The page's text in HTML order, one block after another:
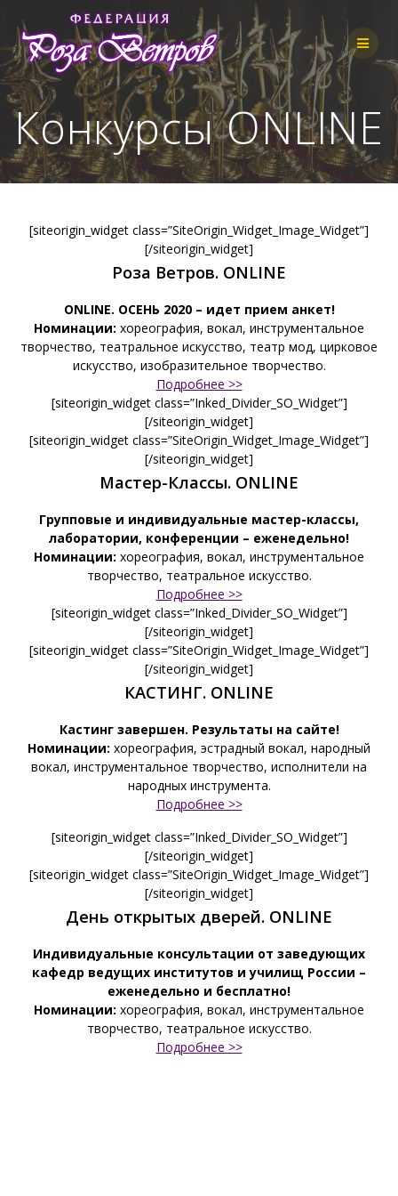
Skip
to
content
Конкурсы ONLINE
[siteorigin_widget class=”SiteOrigin_Widget_Image_Widget”]
[/siteorigin_widget]
Роза Ветров. ONLINE
ONLINE. ОСЕНЬ 2020 – идет прием анкет!
Номинации: хореография, вокал, инструментальное
творчество, театральное искусство, театр мод, цирковое
искусство, изобразительное творчество.
Подробнее >>
[siteorigin_widget class=”Inked_Divider_SO_Widget”]
[/siteorigin_widget]
[siteorigin_widget class=”SiteOrigin_Widget_Image_Widget”]
[/siteorigin_widget]
Мастер-Классы. ONLINE
Групповые и индивидуальные мастер-классы,
лаборатории, конференции – еженедельно!
Номинации: хореография, вокал, инструментальное
творчество, театральное искусство.
Подробнее >>
[siteorigin_widget class=”Inked_Divider_SO_Widget”]
[/siteorigin_widget]
[siteorigin_widget class=”SiteOrigin_Widget_Image_Widget”]
[/siteorigin_widget]
КАСТИНГ. ONLINE
Кастинг завершен. Результаты на сайте!
Номинации: хореография, эстрадный вокал, народный
вокал, инструментальное творчество, исполнители на
народных инструмента.
Подробнее >>
[siteorigin_widget class=”Inked_Divider_SO_Widget”]
[/siteorigin_widget]
[siteorigin_widget class=”SiteOrigin_Widget_Image_Widget”]
[/siteorigin_widget]
День открытых дверей. ONLINE
Индивидуальные консультации от заведующих
кафедр ведущих институтов и училищ России –
еженедельно и бесплатно!
Номинации: хореография, вокал, инструментальное
творчество, театральное искусство.
Подробнее >>